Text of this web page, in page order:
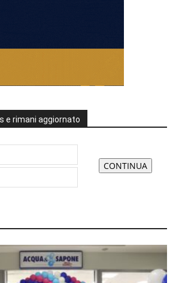
e rimani aggiornato